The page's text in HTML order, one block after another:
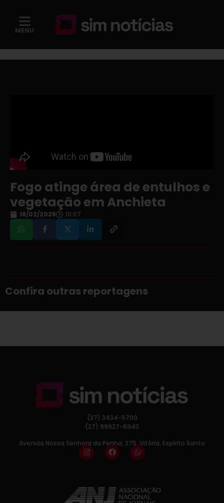
MENU
Fogo atinge área de entulhos e
vegetação em Anchieta
18/02/2025 10:07
Confira outras reportagens
(27) 3434-5700
(27) 99927-6943
Avenida Nossa Senhora da Penha, 275, Vitória, Espírito Santo